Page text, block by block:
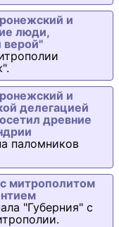
и
люди,
верой"
и
делегацией
древние
паломников
митрополитом
"Губерния" с